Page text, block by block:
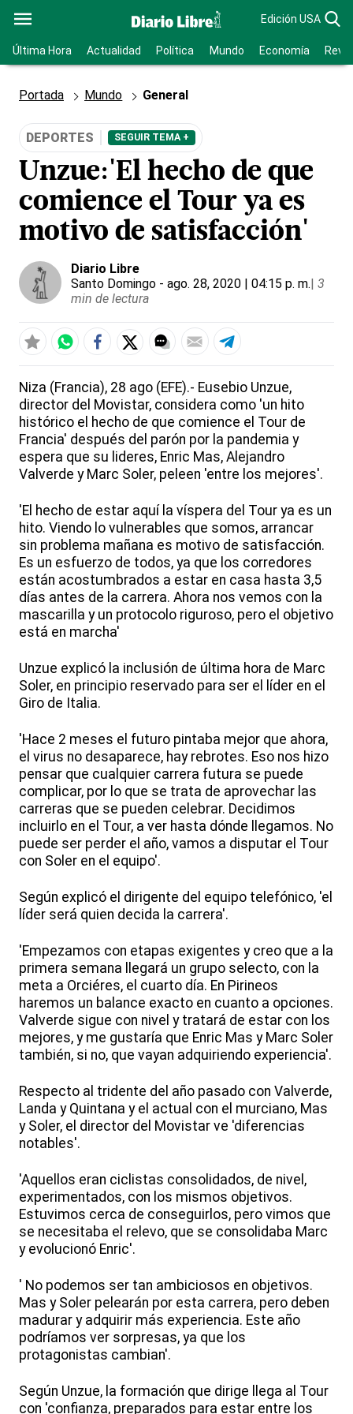
Edición USA
Última Hora Actualidad Política Mundo Economía
Portada Mundo General
DEPORTES SEGUIR TEMA +
Unzue:'El hecho de que
comience el Tour ya es
motivo de satisfacción'
Diario Libre
Santo Domingo - ago. 28, 2020 | 04:15 p. m.| 3
min de lectura
Niza (Francia), 28 ago (EFE).- Eusebio Unzue,
director del Movistar, considera como 'un hito
histórico el hecho de que comience el Tour de
Francia' después del parón por la pandemia y
espera que su lideres, Enric Mas, Alejandro
Valverde y Marc Soler, peleen 'entre los mejores'.
'El hecho de estar aquí la víspera del Tour ya es un
hito. Viendo lo vulnerables que somos, arrancar
sin problema mañana es motivo de satisfacción.
Es un esfuerzo de todos, ya que los corredores
están acostumbrados a estar en casa hasta 3,5
días antes de la carrera. Ahora nos vemos con la
mascarilla y un protocolo riguroso, pero el objetivo
está en marcha'
Unzue explicó la inclusión de última hora de Marc
Soler, en principio reservado para ser el líder en el
Giro de Italia.
'Hace 2 meses el futuro pintaba mejor que ahora,
el virus no desaparece, hay rebrotes. Eso nos hizo
pensar que cualquier carrera futura se puede
complicar, por lo que se trata de aprovechar las
carreras que se pueden celebrar. Decidimos
incluirlo en el Tour, a ver hasta dónde llegamos. No
puede ser perder el año, vamos a disputar el Tour
con Soler en el equipo'.
Según explicó el dirigente del equipo telefónico, 'el
líder será quien decida la carrera'.
'Empezamos con etapas exigentes y creo que a la
primera semana llegará un grupo selecto, con la
meta a Orciéres, el cuarto día. En Pirineos
haremos un balance exacto en cuanto a opciones.
Valverde sigue con nivel y tratará de estar con los
mejores, y me gustaría que Enric Mas y Marc Soler
también, si no, que vayan adquiriendo experiencia'.
Respecto al tridente del año pasado con Valverde,
Landa y Quintana y el actual con el murciano, Mas
y Soler, el director del Movistar ve 'diferencias
notables'.
'Aquellos eran ciclistas consolidados, de nivel,
experimentados, con los mismos objetivos.
Estuvimos cerca de conseguirlos, pero vimos que
se necesitaba el relevo, que se consolidaba Marc
y evolucionó Enric'.
' No podemos ser tan ambiciosos en objetivos.
Mas y Soler pelearán por esta carrera, pero deben
madurar y adquirir más experiencia. Este año
podríamos ver sorpresas, ya que los
protagonistas cambian'.
Según Unzue, la formación que dirige llega al Tour
con 'confianza, preparados para estar entre los